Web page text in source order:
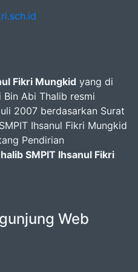
Fikri Mungkid yang di
Bin Abi Thalib resmi
2007 berdasarkan Surat
Ihsanul Fikri Mungkid
Pendirian
SMPIT Ihsanul Fikri
Web